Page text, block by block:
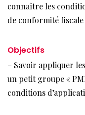
connaître les
de conformité
Objectifs
– Savoir appliquer
un petit groupe «
conditions